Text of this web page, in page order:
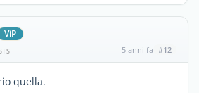
ViP
5 anni fa #12
quella.